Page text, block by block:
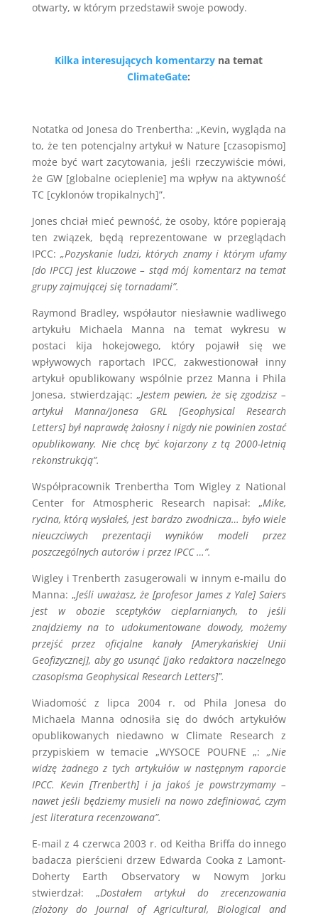
otwarty, w którym przedstawił swoje powody.
Kilka interesujących komentarzy na temat
ClimateGate:
Notatka od Jonesa do Trenbertha: „Kevin, wygląda na
to, że ten potencjalny artykuł w Nature [czasopismo]
może być wart zacytowania, jeśli rzeczywiście mówi,
że GW [globalne ocieplenie] ma wpływ na aktywność
TC [cyklonów tropikalnych]”.
Jones chciał mieć pewność, że osoby, które popierają
ten związek, będą reprezentowane w przeglądach
IPCC:„Pozyskanie ludzi, których znamy i którym ufamy
[do IPCC] jest kluczowe – stąd mój komentarz na temat
grupy zajmującej się tornadami”.
Raymond Bradley, współautor niesławnie wadliwego
artykułu Michaela Manna na temat wykresu w
postaci kija hokejowego, który pojawił się we
wpływowych raportach IPCC, zakwestionował inny
artykuł opublikowany wspólnie przez Manna i Phila
Jonesa, stwierdzając: „Jestem pewien, że się zgodzisz –
artykuł Manna/Jonesa GRL [Geophysical Research
Letters] był naprawdę żałosny i nigdy nie powinien zostać
opublikowany. Nie chcę być kojarzony z tą 2000-letnią
rekonstrukcją”.
Współpracownik Trenbertha Tom Wigley z National
Center for Atmospheric Research napisał: „Mike,
rycina, którą wysłałeś, jest bardzo zwodnicza… było wiele
nieuczciwych prezentacji wyników modeli przez
poszczególnych autorów i przez IPCC …”.
Wigley i Trenberth zasugerowali w innym e-mailu do
Manna: „Jeśli uważasz, że [profesor James z Yale] Saiers
jest w obozie sceptyków cieplarnianych, to jeśli
znajdziemy na to udokumentowane dowody, możemy
przejść przez oficjalne kanały [Amerykańskiej Unii
Geofizycznej], aby go usunąć [jako redaktora naczelnego
czasopisma Geophysical Research Letters]”.
Wiadomość z lipca 2004 r. od Phila Jonesa do
Michaela Manna odnosiła się do dwóch artykułów
opublikowanych niedawno w Climate Research z
przypiskiem w temacie „WYSOCE POUFNE „:„Nie
widzę żadnego z tych artykułów w następnym raporcie
IPCC. Kevin [Trenberth] i ja jakoś je powstrzymamy –
nawet jeśli będziemy musieli na nowo zdefiniować, czym
jest literatura recenzowana”.
E-mail z 4 czerwca 2003 r. od Keitha Briffa do innego
badacza pierścieni drzew Edwarda Cooka z Lamont-
Doherty Earth Observatory w Nowym Jorku
stwierdzał: „Dostałem artykuł do zrecenzowania
(złożony do Journal of Agricultural, Biological and